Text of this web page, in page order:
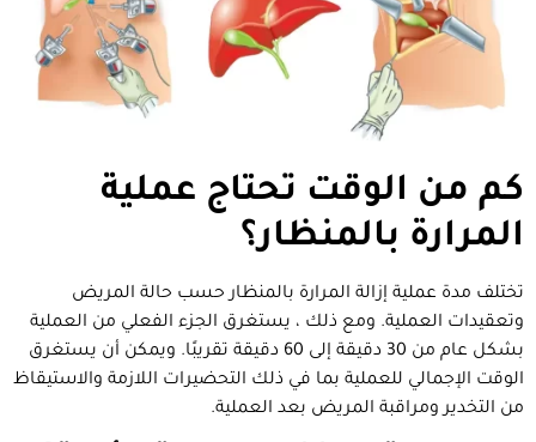
كم من الوقت تحتاج عملية
المرارة بالمنظار؟
تختلف مدة عملية إزالة المرارة بالمنظار حسب حالة المريض
وتعقيدات العملية. ومع ذلك ، يستغرق الجزء الفعلي من العملية
بشكل عام من 30 دقيقة إلى 60 دقيقة تقريبًا. ويمكن أن يستغرق
الوقت الإجمالي للعملية بما في ذلك التحضيرات اللازمة والاستيقاظ
من التخدير ومراقبة المريض بعد العملية.